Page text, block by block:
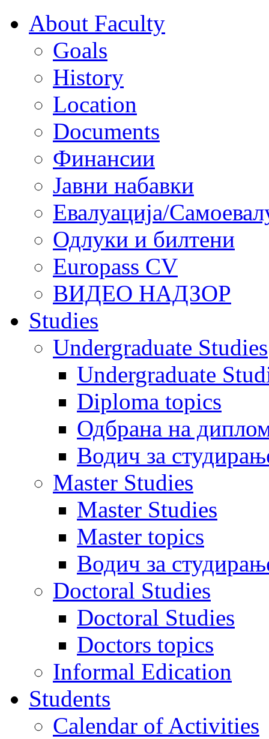
About Faculty
Goals
History
Location
Documents
Финансии
Јавни набавки
Евалуација/
Одлуки и билтени
Europass CV
ВИДЕО НАДЗОР
Studies
Undergraduate Studies
Undergraduate
Diploma topics
Одбрана на
Водич за
Master Studies
Master Studies
Master topics
Водич за
Doctoral Studies
Doctoral Studies
Doctors topics
Informal Edication
Students
Calendar of Activities